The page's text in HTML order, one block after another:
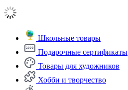
Школьные товары
Подарочные сертификаты
Товары для художников
Хобби и творчество